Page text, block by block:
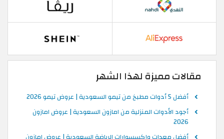
مقالات مميزة لهذا الشهر
أفضل 5 أدوات مطبخ من تيمو السعودية | عروض تيمو 2026
أجود الأدوات المنزلية من امازون السعودية | عروض امازون
2026